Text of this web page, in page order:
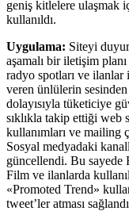
geniş kitlelere ulaşmak
kullanıldı.
Uygulama: Siteyi
aşamalı bir iletişim
radyo spotları ve ilanlar
veren ünlülerin
dolayısıyla tüketiciye
sıklıkla takip ettiği web
kullanımları ve mailing
Sosyal medyadaki
güncellendi. Bu sayede
Film ve ilanlarda
«Promoted Trend»
tweet’ler atması